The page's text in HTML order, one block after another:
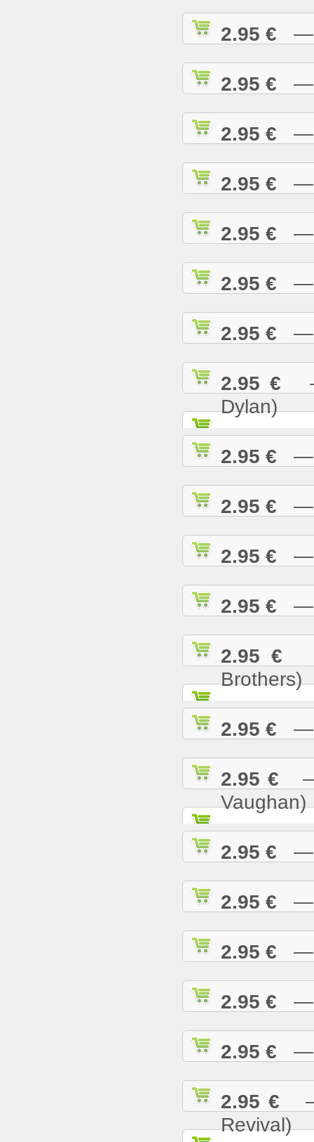
2.95 € —
2.95 € —
2.95 € —
2.95 € —
2.95 € —
2.95 € —
2.95 € —
2.95 € —
Dylan)
2.95 € —
2.95 € —
2.95 € —
2.95 € —
2.95 €
Brothers)
2.95 € —
2.95 € —
Vaughan)
2.95 € —
2.95 € —
2.95 € —
2.95 € —
2.95 € —
2.95 € —
Revival)